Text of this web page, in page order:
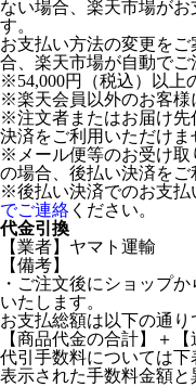
ない場合、楽天市場が
す。
お支払い方法の変更を
合、楽天市場が自動でご
※54,000円（税込）以上
※楽天会員以外のお客様
※注文者またはお届け先
決済をご利用いただけま
※メール便等のお受け取
の場合、後払い決済をご
※後払い決済でのお支払
でご連絡 ください。
代金引換
【業者】ヤマト運輸
【備考】
・ご注文後にショップ
いたします。
お支払総額は以下の通り
【商品代金の合計】＋
代引手数料については
表示された手数料金額と